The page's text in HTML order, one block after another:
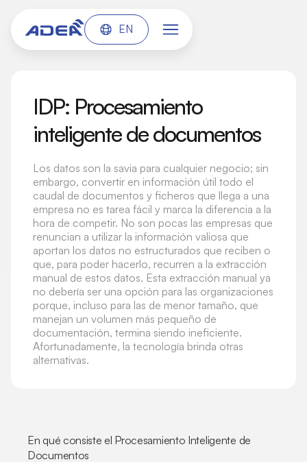
EN
IDP: Procesamiento
inteligente de documentos
Los datos son la savia para cualquier negocio; sin
embargo, convertir en información útil todo el
caudal de documentos y ficheros que llega a una
empresa no es tarea fácil y marca la diferencia a la
hora de competir. No son pocas las empresas que
renuncian a utilizar la información valiosa que
aportan los datos no estructurados que reciben o
que, para poder hacerlo, recurren a la extracción
manual de estos datos. Esta extracción manual ya
no debería ser una opción para las organizaciones
porque, incluso para las de menor tamaño, que
manejan un volumen más pequeño de
documentación, termina siendo ineficiente.
Afortunadamente, la tecnología brinda otras
alternativas.
En qué consiste el Procesamiento Inteligente de
Documentos